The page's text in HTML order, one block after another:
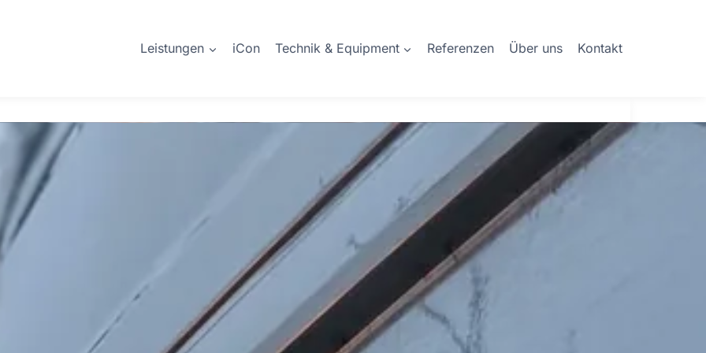
Leistungen iCon Technik & Equipment Referenzen Über uns Kontakt